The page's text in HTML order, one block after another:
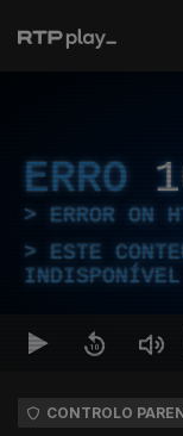
ERRO
ERROR ON
ESTE
INDISPONÍVEL
CONTROLO